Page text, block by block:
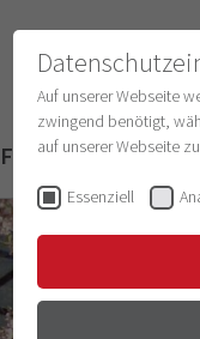
Forschung
Auf unserer Webseite
zwingend benötigt,
auf unserer Webseite
Essenziell